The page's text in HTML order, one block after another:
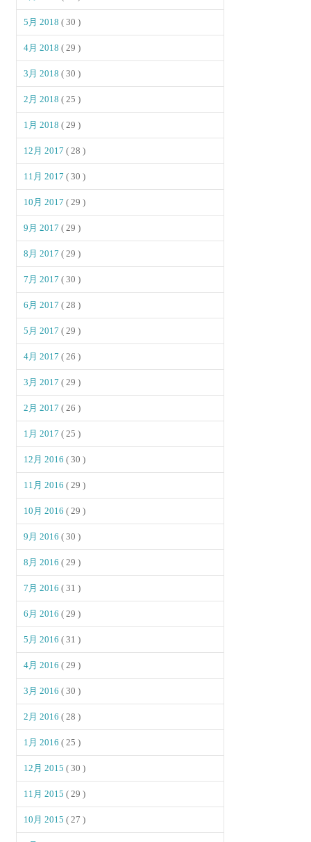
5月 2018( 30 )
4月 2018( 29 )
3月 2018( 30 )
2月 2018( 25 )
1月 2018( 29 )
12月 2017( 28 )
11月 2017( 30 )
10月 2017( 29 )
9月 2017( 29 )
8月 2017( 29 )
7月 2017( 30 )
6月 2017( 28 )
5月 2017( 29 )
4月 2017( 26 )
3月 2017( 29 )
2月 2017( 26 )
1月 2017( 25 )
12月 2016( 30 )
11月 2016( 29 )
10月 2016( 29 )
9月 2016( 30 )
8月 2016( 29 )
7月 2016( 31 )
6月 2016( 29 )
5月 2016( 31 )
4月 2016( 29 )
3月 2016( 30 )
2月 2016( 28 )
1月 2016( 25 )
12月 2015( 30 )
11月 2015( 29 )
10月 2015( 27 )